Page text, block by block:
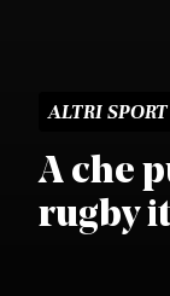
ALTRI SPORT
A che
rugby